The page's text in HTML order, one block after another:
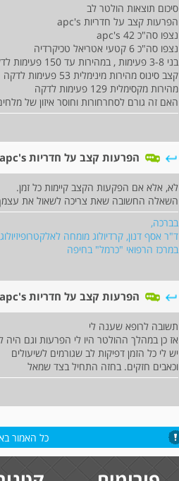
סיכום תוצאות הולטר לב
הפרעות קצב על חדריות apc's
נצפו סה"כ 42 apc's
נצפו סה"כ 6 קטעי אטריאל טכיקרדיה
בני 3-8 פעימות , במהירות עד 150 פעימות לדקה
קצב סינוס מהירות מינימלית 53 פעימות לדקה
מהירות מקסימלית 129 פעימות לדקה
האם זה גורם לסחרחורות וחוסר איזון של
הפרעות קצב על חדריות apc's
לא, אלא אם הפקעות הקצב קיימות כל זמן.
השאלה החשובה שאת צריכה לשאול את
בברכה,
ד"ר אסף דנון, קרדיולוג מומחה
במרכז הרפואי "כרמל" בחיפה
הפרעות קצב על חדריות apc's
תשובה לרופא שענה לי
אז כן במהלך ההולטר היו לי הפרעות וגם היה
יש לי כל הזמן דפיקות לב שגורמים לשיעולים
וכאבים חזקים. בחזה התחיל בצד שמאל
כל האמור